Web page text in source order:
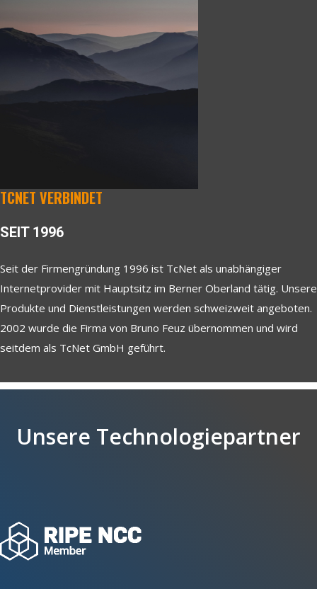
TCNET VERBINDET
SEIT 1996
Seit der Firmengründung 1996 ist TcNet als unabhängiger
Internetprovider mit Hauptsitz im Berner Oberland tätig. Unsere
Produkte und Dienstleistungen werden schweizweit angeboten.
2002 wurde die Firma von Bruno Feuz übernommen und wird
seitdem als TcNet GmbH geführt.
Unsere Technologiepartner